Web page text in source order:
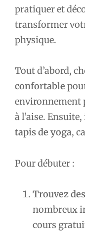
pratiquer et
transformer
physique.
Tout d’abord,
confortable
environnement
à l’aise.
tapis de yoga,
Pour débuter :
Trouvez
nombreux
cours